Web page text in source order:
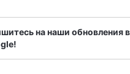
на наши обновления в